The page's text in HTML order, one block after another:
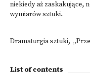
niekiedy aż zaskakujące,
wymiarów sztuki.
Dramaturgia sztuki,
List of contents